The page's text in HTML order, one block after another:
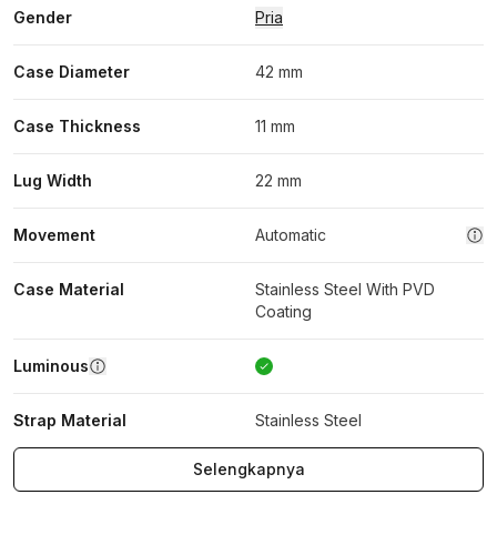
Gender Pria
Case Diameter 42 mm
Case Thickness 11 mm
Lug Width 22 mm
Movement Automatic
Case Material
Stainless Steel With PVD
Coating
Luminous
Strap Material Stainless Steel
Selengkapnya